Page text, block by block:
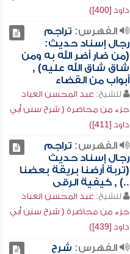
داود [400])
الفهرس: تراجم
رجال إسناد حديث:
(من ضار أضر الله به ومن
شاق شاق الله عليه) ,
أبواب من القضاء
للشيخ: عبد المحسن العباد
جزء من محاضرة ( شرح سنن أبي
داود [411])
الفهرس: تراجم
رجال إسناد حديث
(تربة أرضنا بريقة بعضنا
..) , كيفية الرقى
للشيخ: عبد المحسن العباد
جزء من محاضرة ( شرح سنن أبي
داود [439])
الفهرس: شرح